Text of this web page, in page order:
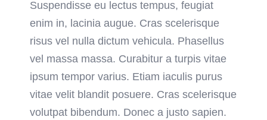
Suspendisse eu lectus tempus, feugiat
enim in, lacinia augue. Cras scelerisque
risus vel nulla dictum vehicula. Phasellus
vel massa massa. Curabitur a turpis vitae
ipsum tempor varius. Etiam iaculis purus
vitae velit blandit posuere. Cras scelerisque
volutpat bibendum. Donec a justo sapien.